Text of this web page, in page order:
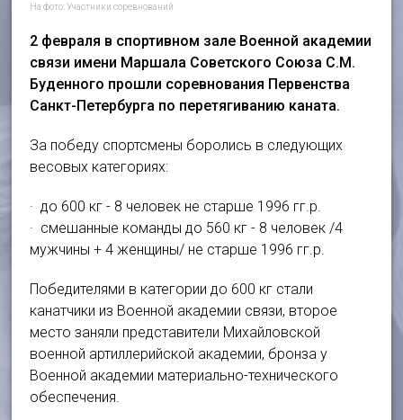
На фото: Участники соревнований
2 февраля в спортивном зале Военной академии
связи имени Маршала Советского Союза С.М.
Буденного прошли соревнования Первенства
Санкт-Петербурга по перетягиванию каната.
За победу спортсмены боролись в следующих
весовых категориях:
· до 600 кг - 8 человек не старше 1996 гг.р.
· смешанные команды до 560 кг - 8 человек /4
мужчины + 4 женщины/ не старше 1996 гг.р.
Победителями в категории до 600 кг стали
канатчики из Военной академии связи, второе
место заняли представители Михайловской
военной артиллерийской академии, бронза у
Военной академии материально-технического
обеспечения.